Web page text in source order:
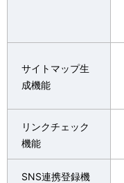
サイトマップ生
成機能
リンクチェック
機能
SNS連携登録機